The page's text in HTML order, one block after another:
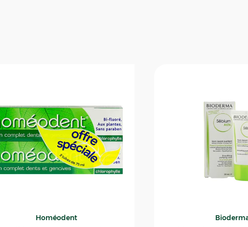
Homéodent